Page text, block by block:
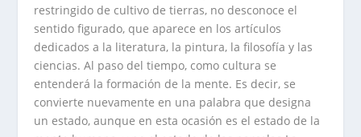
restringido de cultivo de tierras, no desconoce el
sentido figurado, que aparece en los artículos
dedicados a la literatura, la pintura, la filosofía y las
ciencias. Al paso del tiempo, como cultura se
entenderá la formación de la mente. Es decir, se
convierte nuevamente en una palabra que designa
un estado, aunque en esta ocasión es el estado de la